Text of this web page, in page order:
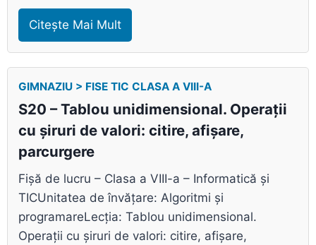
Citește Mai Mult
GIMNAZIU > FISE TIC CLASA A VIII-A
S20 – Tablou unidimensional. Operații
cu șiruri de valori: citire, afișare,
parcurgere
Fișă de lucru – Clasa a VIII-a – Informatică și
TICUnitatea de învățare: Algoritmi și
programareLecția: Tablou unidimensional.
Operații cu șiruri de valori: citire, afișare,